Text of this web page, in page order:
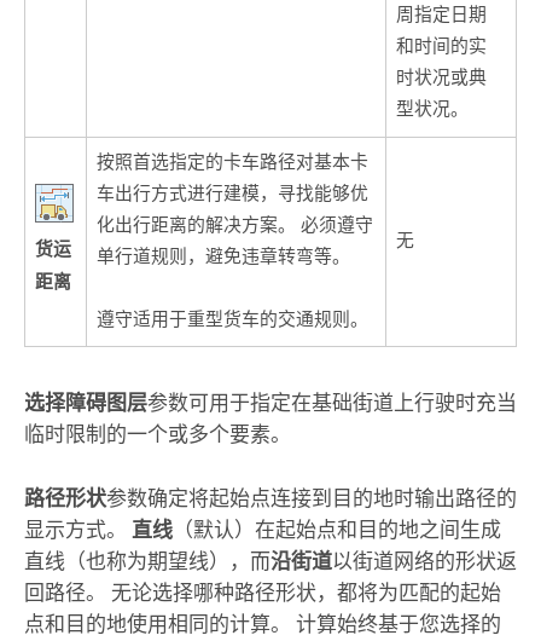
周指定日期
和时间的实
时状况或典
型状况。
货运
距离
按照首选指定的卡车路径对基本卡
车出行方式进行建模，寻找能够优
化出行距离的解决方案。 必须遵守
单行道规则，避免违章转弯等。
遵守适用于重型货车的交通规则。
无
选择障碍图层参数可用于指定在基础街道上行驶时充当
临时限制的一个或多个要素。
路径形状参数确定将起始点连接到目的地时输出路径的
显示方式。 直线（默认）在起始点和目的地之间生成
直线（也称为期望线），而沿街道以街道网络的形状返
回路径。 无论选择哪种路径形状，都将为匹配的起始
点和目的地使用相同的计算。 计算始终基于您选择的